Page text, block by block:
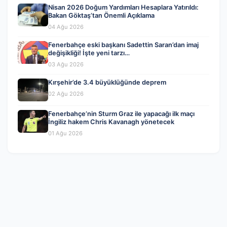
Nisan 2026 Doğum Yardımları Hesaplara Yatırıldı:
Bakan Göktaş’tan Önemli Açıklama
04 Ağu 2026
Fenerbahçe eski başkanı Sadettin Saran’dan imaj
değişikliği! İşte yeni tarzı…
03 Ağu 2026
Kırşehir’de 3.4 büyüklüğünde deprem
02 Ağu 2026
Fenerbahçe’nin Sturm Graz ile yapacağı ilk maçı
İngiliz hakem Chris Kavanagh yönetecek
01 Ağu 2026